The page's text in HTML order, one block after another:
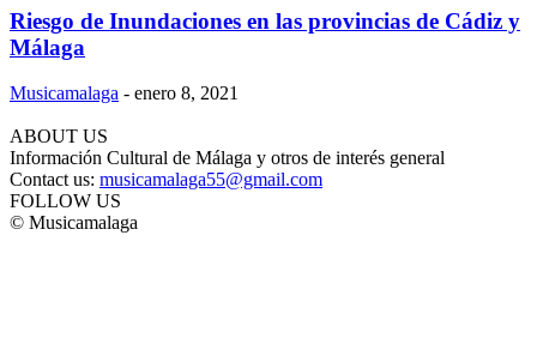
Riesgo de Inundaciones en las provincias de Cádiz y
Málaga
Musicamalaga - enero 8, 2021
ABOUT US
Información Cultural de Málaga y otros de interés general
Contact us: musicamalaga55@gmail.com
FOLLOW US
© Musicamalaga